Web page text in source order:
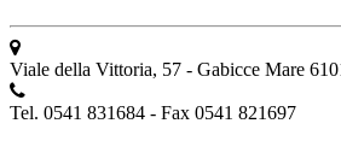
Viale della Vittoria, 57 - Gabicce Mare
Tel. 0541 831684 - Fax 0541 821697